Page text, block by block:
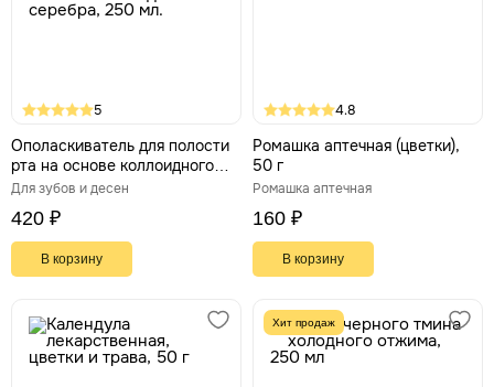
5
Ополаскиватель для полости
рта на основе коллоидного
серебра, 250 мл.
Для зубов и десен
420 ₽
В корзину
4.8
Ромашка аптечная (цветки),
50 г
Ромашка аптечная
160 ₽
В корзину
Хит продаж